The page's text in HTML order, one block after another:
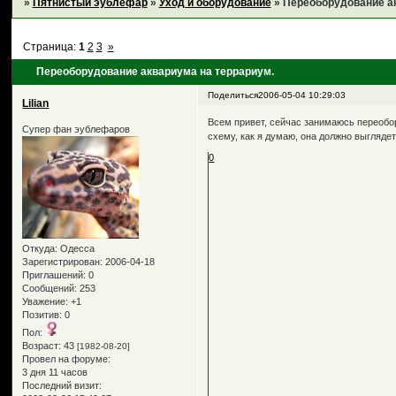
» Пятнистый эублефар » Уход и оборудование » Переоборудование
Переоборудование аквариума на террариум.
Страница: 1 2 3 »
Поделиться2006-05-04 10:29:03
Lilian
Супер фан эублефаров
Откуда: Одесса
Зарегистрирован: 2006-04-18
Приглашений: 0
Сообщений: 253
Уважение: +1
Позитив: 0
Пол:
Возраст: 43[1982-08-20]
Провел на форуме:
3 дня 11 часов
Последний визит:
Всем привет, сейчас занимаюсь
схему, как я думаю, она должно
0